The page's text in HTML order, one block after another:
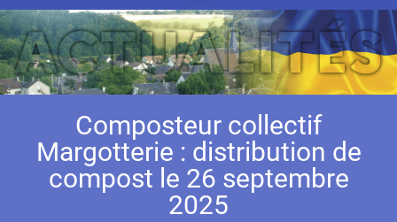
Composteur collectif
Margotterie : distribution de
compost le 26 septembre
2025